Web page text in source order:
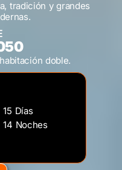
tradición y grandes
doble.
15 Días
14 Noches